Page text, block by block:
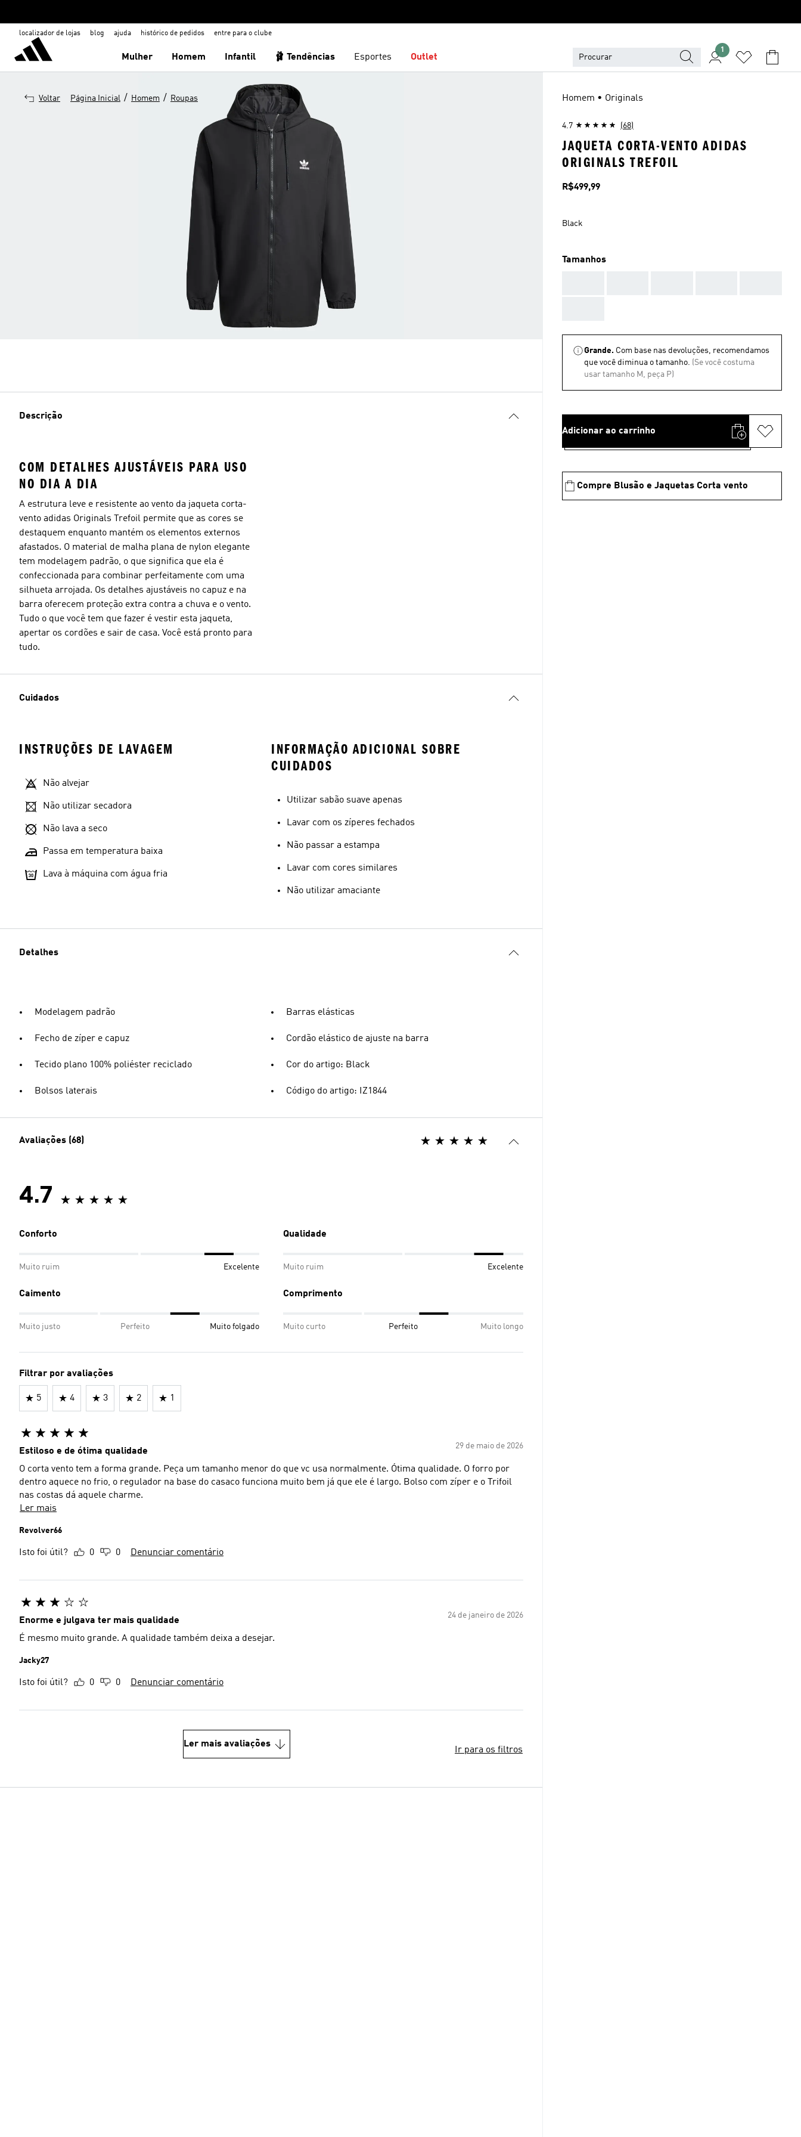
localizador de lojas blog ajuda histórico de pedidos entre para o clube
Mulher Homem Infantil 🩰 Tendências Esportes Outlet
1
Voltar Página Inicial / Homem / Roupas
Descrição
COM DETALHES AJUSTÁVEIS PARA USO
NO DIA A DIA
A estrutura leve e resistente ao vento da jaqueta corta-
vento adidas Originals Trefoil permite que as cores se
destaquem enquanto mantém os elementos externos
afastados. O material de malha plana de nylon elegante
tem modelagem padrão, o que significa que ela é
confeccionada para combinar perfeitamente com uma
silhueta arrojada. Os detalhes ajustáveis no capuz e na
barra oferecem proteção extra contra a chuva e o vento.
Tudo o que você tem que fazer é vestir esta jaqueta,
apertar os cordões e sair de casa. Você está pronto para
tudo.
Cuidados
INSTRUÇÕES DE LAVAGEM
Não alvejar
Não utilizar secadora
Não lava a seco
Passa em temperatura baixa
Lava à máquina com água fria
INFORMAÇÃO ADICIONAL SOBRE
CUIDADOS
Utilizar sabão suave apenas
Lavar com os zíperes fechados
Não passar a estampa
Lavar com cores similares
Não utilizar amaciante
Detalhes
Modelagem padrão
Fecho de zíper e capuz
Tecido plano 100% poliéster reciclado
Bolsos laterais
Barras elásticas
Cordão elástico de ajuste na barra
Cor do artigo: Black
Código do artigo: IZ1844
Avaliações (68)
4.7
Conforto
Muito ruim Excelente
Qualidade
Muito ruim Excelente
Caimento
Muito justo Perfeito Muito folgado
Comprimento
Muito curto Perfeito Muito longo
Filtrar por avaliações
5 4 3 2 1
29 de maio de 2026
Estiloso e de ótima qualidade
O corta vento tem a forma grande. Peça um tamanho menor do que vc usa normalmente. Ótima qualidade. O forro por
dentro aquece no frio, o regulador na base do casaco funciona muito bem já que ele é largo. Bolso com zíper e o Trifoil
nas costas dá aquele charme.
Ler mais
Revolver66
Isto foi útil? 0 0 Denunciar comentário
24 de janeiro de 2026
Enorme e julgava ter mais qualidade
É mesmo muito grande. A qualidade também deixa a desejar.
Jacky27
Isto foi útil? 0 0 Denunciar comentário
Ler mais avaliações
Ir para os filtros
Homem • Originals
4.7 (68)
JAQUETA CORTA-VENTO ADIDAS
ORIGINALS TREFOIL
Preço
R$499,99
Black
Tamanhos
Grande. Com base nas devoluções, recomendamos
que você diminua o tamanho. (Se você costuma
usar tamanho M, peça P)
Adicionar ao carrinho
Compre Blusão e Jaquetas Corta vento